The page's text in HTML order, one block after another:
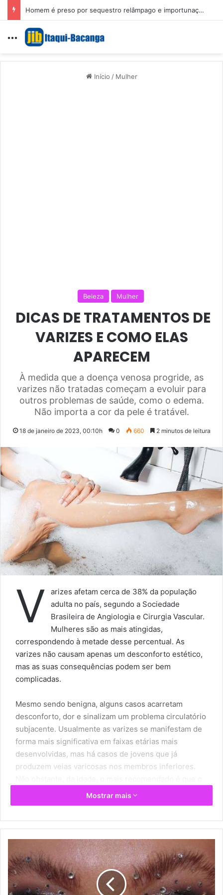
Homem é preso por sequestro relâmpago e importunação sexual em São Luís
Menu
Início / Mulher
Beleza Mulher
DICAS DE TRATAMENTOS DE
VARIZES E COMO ELAS
APARECEM
À medida que a doença venosa progride, as
varizes não tratadas começam a evoluir para
outros problemas de saúde, como o edema.
Não importa a cor da pele é tratável.
18 de janeiro de 2023, 00:10h 0 660 2 minutos de leitura
V
arizes afetam cerca de 38% da população
adulta no país, segundo a Sociedade
Brasileira de Angiologia e Cirurgia Vascular.
Mulheres são as mais atingidas,
correspondendo à metade desse percentual. As
varizes não causam apenas um desconforto estético,
mas as suas consequências podem ser bem
complicadas.
Mesmo sendo benigna, alguns casos acarretam
desconforto, dor e sinalizam um problema circulatório
subjacente. Usualmente as varizes se manifestam de
forma mais significativa em faixas etárias mais
desenvolvidas, mas há casos de jovens que já
produzem veias varicosas nos membros inferiores.
paciente busque a orientação de um especialista para
um diagnóstico.
O excesso de peso, uso de hormônios, o uso de
calçados inadequados, tabagismo, falta de atividade
física, consumo de álcool, manter-se por longos
períodos sentado com as pernas pendentes ou em pé
sem se movimentar, são hábitos lesivos que podem
levar ao aparecimento de varizes nos membros
Mostrar mais
E
N
D